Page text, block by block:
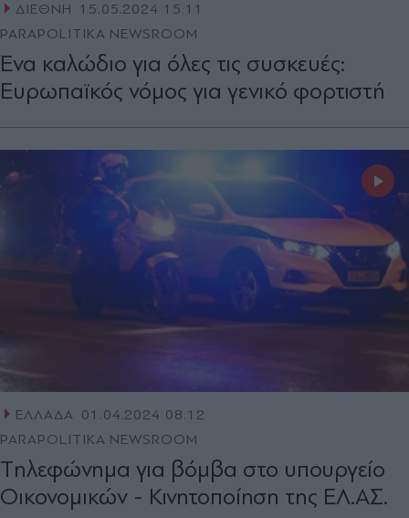
ΔΙΕΘΝΗ
15.05.2024 15:11
PARAPOLITIKA NEWSROOM
Ένα καλώδιο για όλες τις συσκευές:
Ευρωπαϊκός νόμος για γενικό φορτιστή
ΕΛΛΑΔΑ 01.04.2024 08:12
PARAPOLITIKA NEWSROOM
Tηλεφώνημα για βόμβα στο υπουργείο
Οικονομικών - Κινητοποίηση της ΕΛ.ΑΣ.